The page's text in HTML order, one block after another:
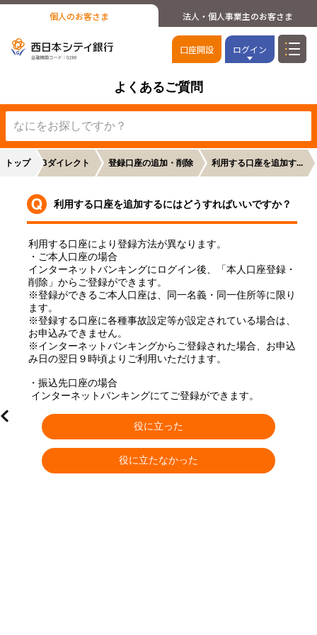
個人のお客さま 法人・個人事業主のお客さま
口座開設 ログイン
よくあるご質問
トップNCBダイレクト 登録口座の追加・削除 利用する口座を追加す...
利用する口座を追加するにはどうすればいいですか？
利用する口座により登録方法が異なります。
・ご本人口座の場合
インターネットバンキングにログイン後、「本人口座登録・
削除」からご登録ができます。
※登録ができるご本人口座は、同一名義・同一住所等に限り
ます。
※登録する口座に各種事故設定等が設定されている場合は、
お申込みできません。
※インターネットバンキングからご登録された場合、お申込
み日の翌日９時頃よりご利用いただけます。
・振込先口座の場合
インターネットバンキングにてご登録ができます。
役に立った
役に立たなかった